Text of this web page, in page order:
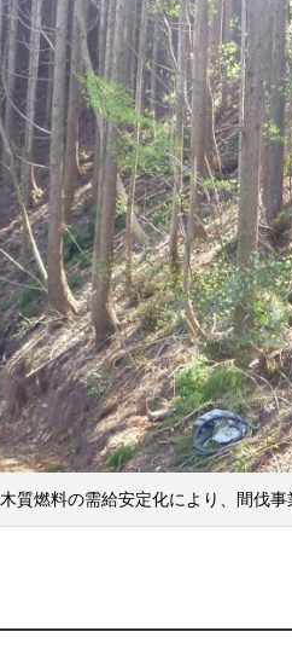
木質燃料の需給安定化により、間伐